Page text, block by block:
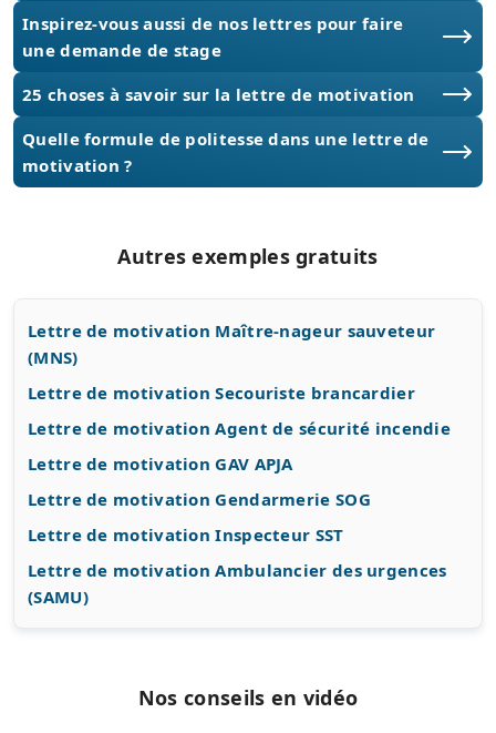
Inspirez-vous aussi de nos lettres pour faire
une demande de stage
25 choses à savoir sur la lettre de motivation
Quelle formule de politesse dans une lettre de
motivation ?
Autres exemples gratuits
Lettre de motivation Maître-nageur sauveteur
(MNS)
Lettre de motivation Secouriste brancardier
Lettre de motivation Agent de sécurité incendie
Lettre de motivation GAV APJA
Lettre de motivation Gendarmerie SOG
Lettre de motivation Inspecteur SST
Lettre de motivation Ambulancier des urgences
(SAMU)
Nos conseils en vidéo